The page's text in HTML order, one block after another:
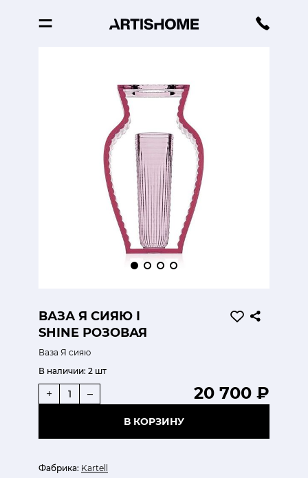
ВАЗА Я СИЯЮ I
SHINE РОЗОВАЯ
Ваза Я сияю
Фабрика: Kartell
В наличии: 2 шт
20 700 ₽
+ –
В КОРЗИНУ